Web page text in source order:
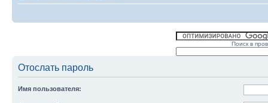
Поиск в
Отослать пароль
Имя пользователя: